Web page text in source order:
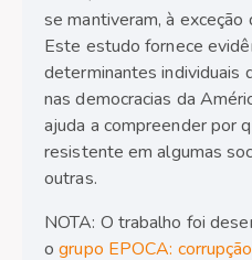
se mantiveram, à
Este estudo fornece
determinantes individuais
nas democracias da
ajuda a compreender por
resistente em algumas
outras.
NOTA: O trabalho foi
ogrupo EPOCA: